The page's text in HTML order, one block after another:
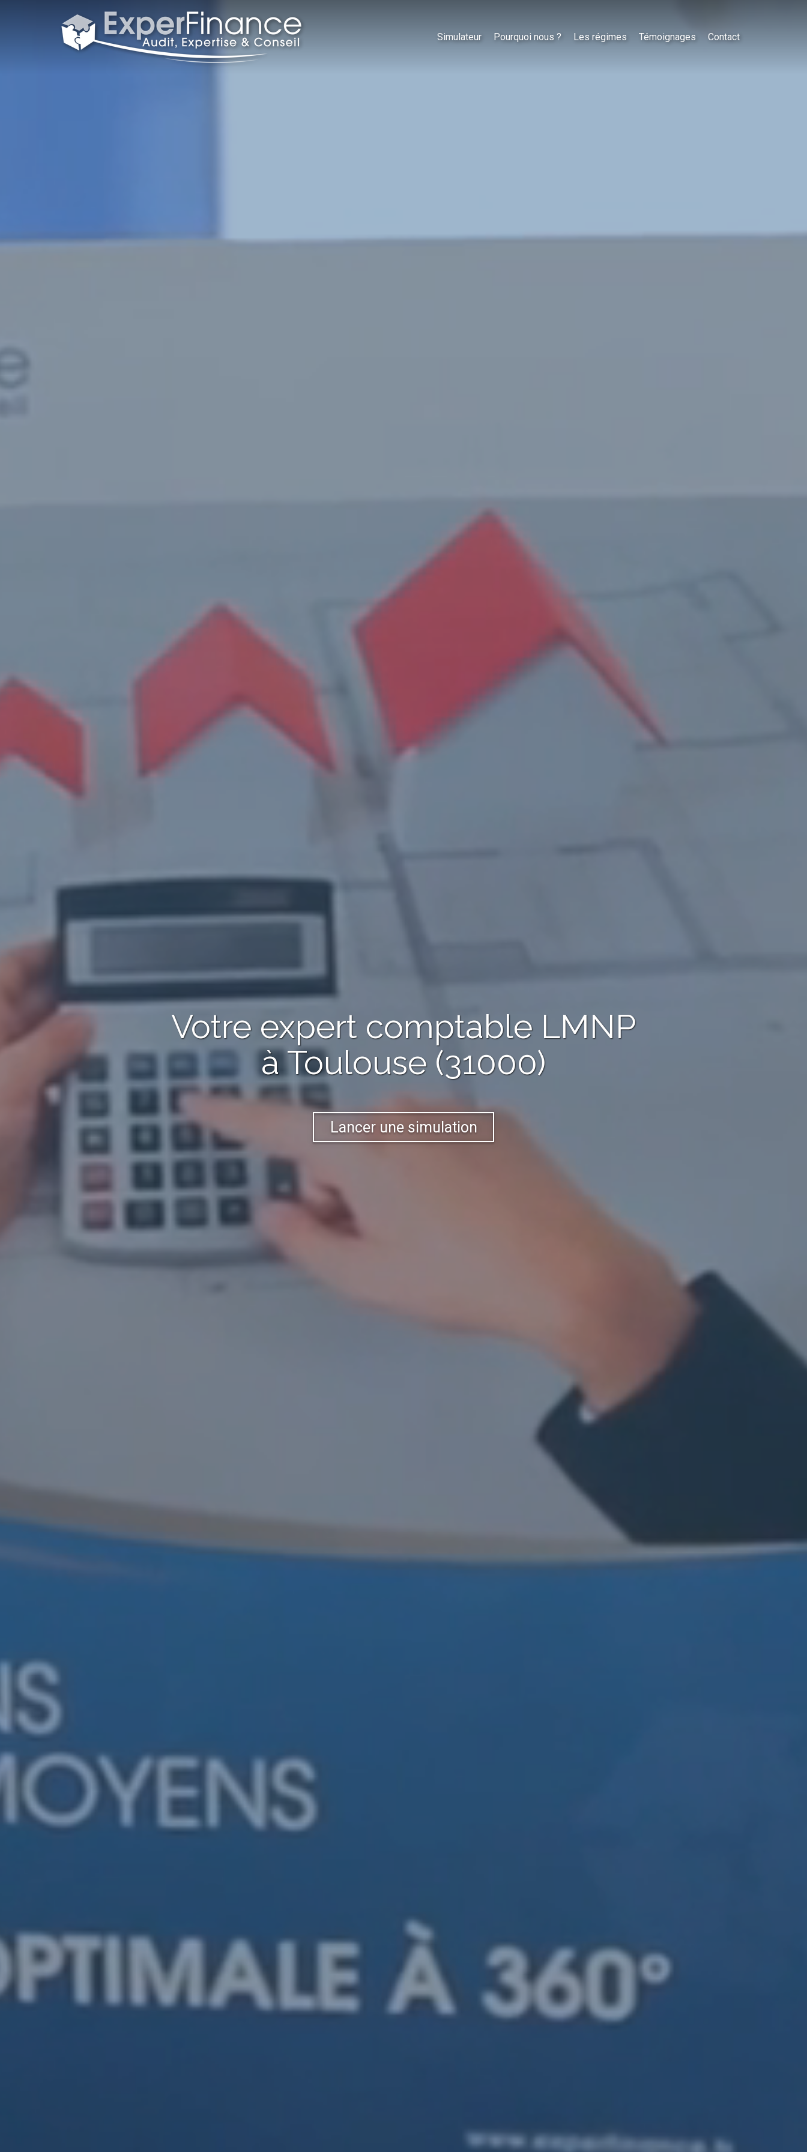
Simulateur Pourquoi nous ? Les régimes Témoignages Contact
Votre expert comptable LMNP
à Toulouse (31000)
Lancer une simulation